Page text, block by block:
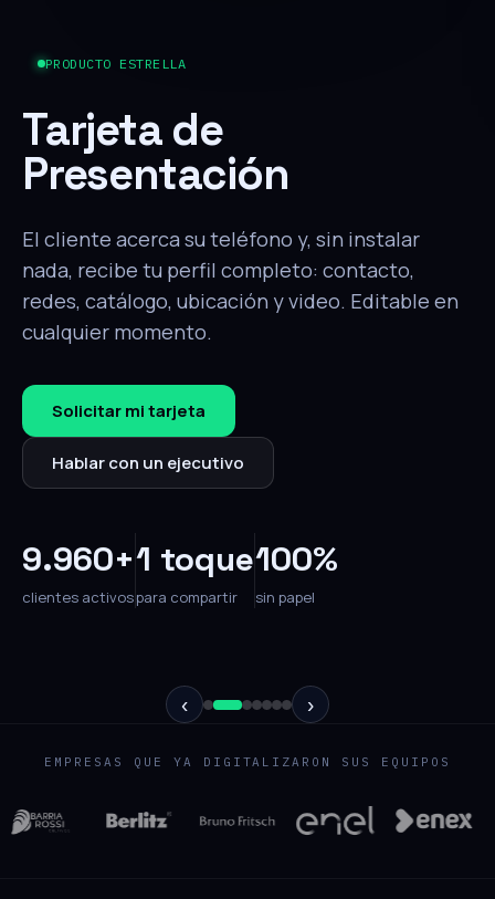
PRODUCTO ESTRELLA
Tarjeta de
Presentación
El cliente acerca su teléfono y, sin instalar
nada, recibe tu perfil completo: contacto,
redes, catálogo, ubicación y video. Editable en
cualquier momento.
Solicitar mi tarjeta
Hablar con un ejecutivo
9.960+
clientes activos
1 toque
para compartir
100%
sin papel
‹ ›
EMPRESAS QUE YA DIGITALIZARON SUS EQUIPOS